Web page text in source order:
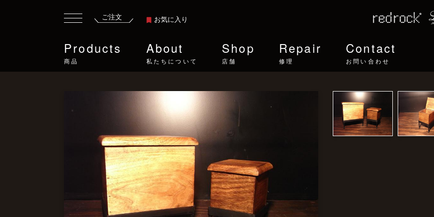
ご注文 お気に入り
Products
商品
About
私たちについて
Shop
店舗
Repair
修理
Contact
お問い合わせ